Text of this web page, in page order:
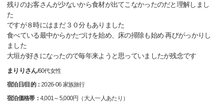
残りのお客さんが少ないから食材が出てこなかったのだと理解しまし
た
ですが８時にはまだ３０分もありました
食べている最中からかたづけを始め、床の掃除も始め 再びがっかりし
ました
大垣が好きになったので毎年来ようと思っていましたが残念です
まりりさん/60代女性
宿泊日/目的：2026-06 家族旅行
宿泊価格帯： 4,001～5,000円（大人一人あたり）